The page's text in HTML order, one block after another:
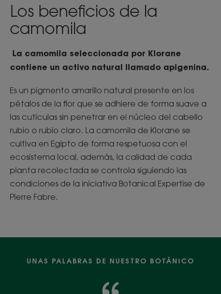
Los beneficios de la
camomila
La camomila seleccionada por Klorane
contiene un activo natural llamado apigenina.
Es un pigmento amarillo natural presente en los
pétalos de la flor que se adhiere de forma suave a
las cutículas sin penetrar en el núcleo del cabello
rubio o rubio claro. La camomila de Klorane se
cultiva en Egipto de forma respetuosa con el
ecosistema local, además, la calidad de cada
planta recolectada se controla siguiendo las
condiciones de la iniciativa Botanical Expertise de
Pierre Fabre.
UNAS PALABRAS DE NUESTRO BOTÁNICO